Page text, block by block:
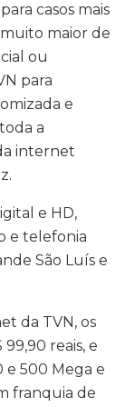
casos mais
maior de
ou
para
e
a
internet
e HD,
e telefonia
São Luís e
da TVN, os
reais, e
e 500 Mega e
franquia de